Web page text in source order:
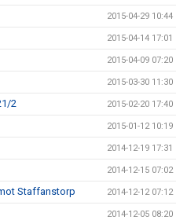
2015-04-29 10:44
2015-04-14 17:01
2015-04-09 07:20
2015-03-30 11:30
2 2015-02-20 17:40
2015-01-12 10:19
2014-12-19 17:31
2014-12-15 07:02
Staffanstorp 2014-12-12 07:12
2014-12-05 08:20